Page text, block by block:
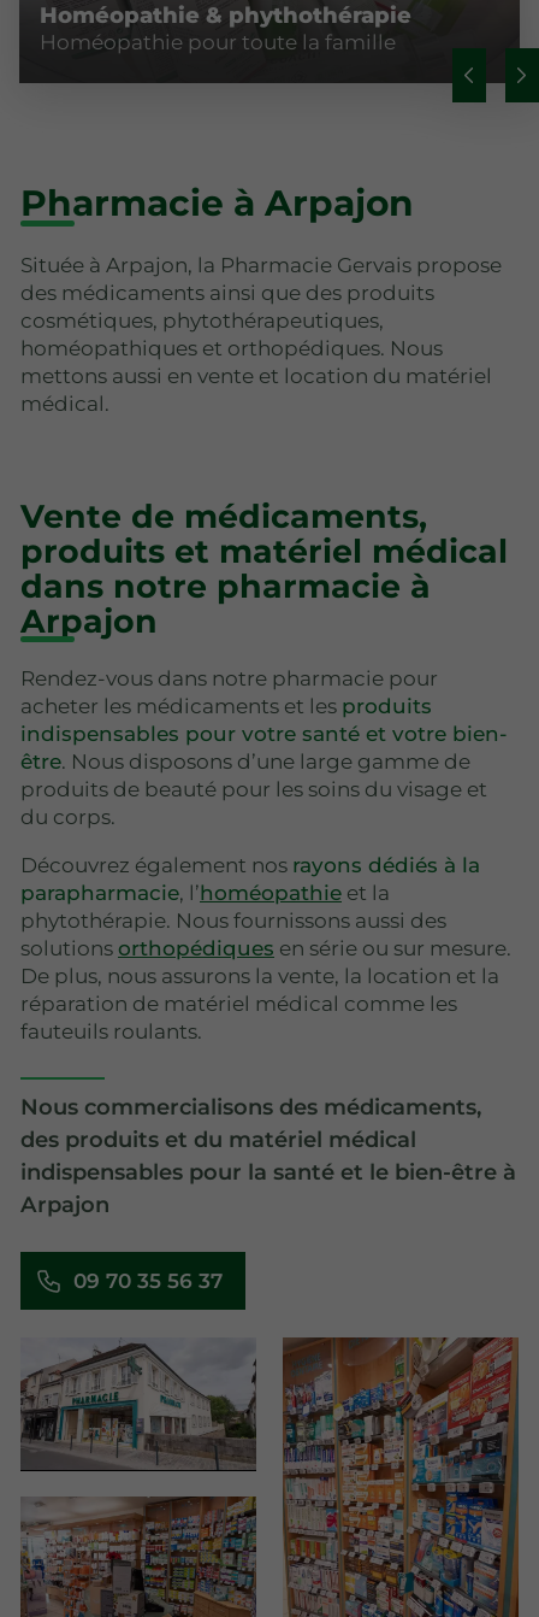
Homéopathie & phythothérapie
Homéopathie pour toute la famille
Pharmacie à Arpajon
Située à Arpajon, la Pharmacie Gervais propose
des médicaments ainsi que des produits
cosmétiques, phytothérapeutiques,
homéopathiques et orthopédiques. Nous
mettons aussi en vente et location du matériel
médical.
Vente de médicaments,
produits et matériel médical
dans notre pharmacie à
Arpajon
Rendez-vous dans notre pharmacie pour
acheter les médicaments et les produits
indispensables pour votre santé et votre bien-
être. Nous disposons d’une large gamme de
produits de beauté pour les soins du visage et
du corps.
Découvrez également nos rayons dédiés à la
parapharmacie, l’homéopathie et la
phytothérapie. Nous fournissons aussi des
solutions orthopédiques en série ou sur mesure.
De plus, nous assurons la vente, la location et la
réparation de matériel médical comme les
fauteuils roulants.
Nous commercialisons des médicaments,
des produits et du matériel médical
indispensables pour la santé et le bien-être à
Arpajon
09 70 35 56 37